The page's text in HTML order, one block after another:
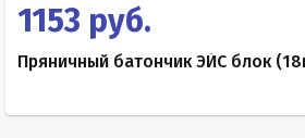
1153 руб.
Пряничный батончик ЭЙС блок